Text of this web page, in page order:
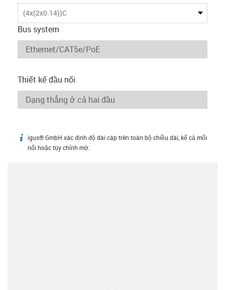
(4x(2x0.14))C
Bus system
Thiết kế đầu nối
igus-icon-info
igus® GmbH xác định độ dài cáp trên toàn bộ chiều dài, kể cả mối
nối hoặc tùy chỉnh mờ.